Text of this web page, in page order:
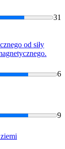
31
od siły
6
9